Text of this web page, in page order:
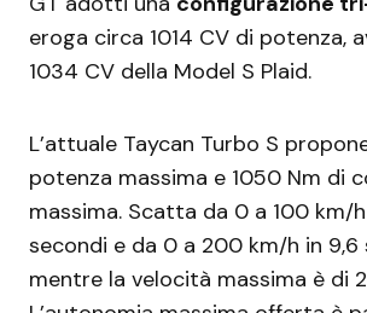
eroga circa 1014 CV di potenza,
1034 CV della Model S Plaid.
L’attuale Taycan Turbo S
potenza massima e 1050 Nm di
massima. Scatta da 0 a 100 km/
secondi e da 0 a 200 km/h in 9,6
mentre la velocità massima è di